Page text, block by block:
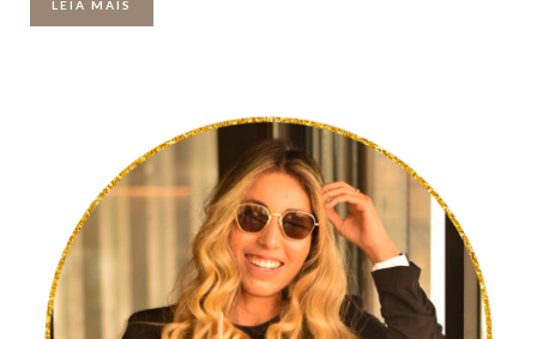
LEIA MAIS